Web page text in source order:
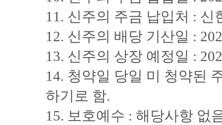
11. 신주의 주금 납입처 :
12. 신주의 배당 기산일 :
13. 신주의 상장 예정일 :
14. 청약일 당일 미 청약된
하기로 함.
15. 보호예수 : 해당사항 없